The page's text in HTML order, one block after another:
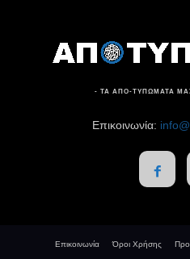
- ΤΑ ΑΠΟ-ΤΥΠΩΜΑΤΑ
Επικοινωνία:
Επικοινωνία Όροι Χρήσης